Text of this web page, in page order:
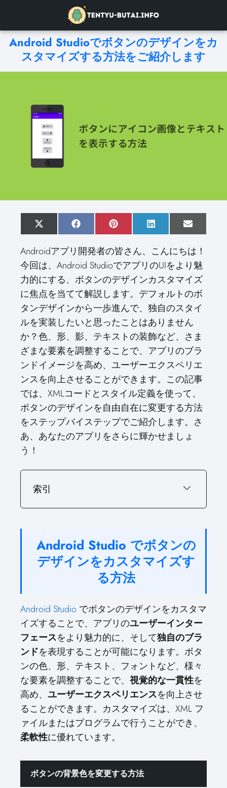
Android Studioでボタンのデザインをカ
スタマイズする方法をご紹介します
S
h
r
e
o
n
X
(
w
i
t
t
e
r
)
S
h
r
e
o
n
F
a
e
b
o
o
k
S
h
a
r
e
o
n
P
i
n
t
e
r
e
t
S
h
r
e
o
n
L
i
k
e
d
I
n
S
h
r
e
o
n
E
m
i
Androidアプリ開発者の皆さん、こんにちは！
今回は、Android StudioでアプリのUIをより魅
力的にする、ボタンのデザインカスタマイズ
に焦点を当てて解説します。デフォルトのボ
タンデザインから一歩進んで、独自のスタイ
ルを実装したいと思ったことはありません
か？色、形、影、テキストの装飾など、さま
ざまな要素を調整することで、アプリのブラ
ンドイメージを高め、ユーザーエクスペリエ
ンスを向上させることができます。この記事
では、XMLコードとスタイル定義を使って、
ボタンのデザインを自由自在に変更する方法
をステップバイステップでご紹介します。さ
あ、あなたのアプリをさらに輝かせましょ
う！
索引
Android Studio でボタンの
デザインをカスタマイズす
る方法
Android Studio でボタンのデザインをカスタマ
イズすることで、アプリのユーザーインター
フェースをより魅力的に、そして独自のブラ
ンドを表現することが可能になります。ボタ
ンの色、形、テキスト、フォントなど、様々
な要素を調整することで、 視覚的な一貫性を
高め、 ユーザーエクスペリエンスを向上させ
ることができます。カスタマイズは、XML フ
ァイルまたはプログラムで行うことができ、
柔軟性に優れています。
ボタンの背景色を変更する方法